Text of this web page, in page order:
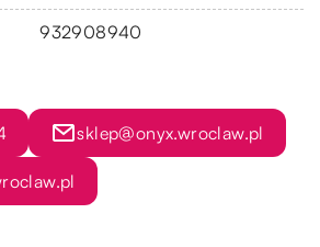
932908940
sklep@onyx.wroclaw.pl